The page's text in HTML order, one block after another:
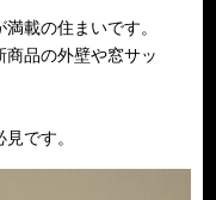
載の住まいです。
商品の外壁や窓サッ
です。